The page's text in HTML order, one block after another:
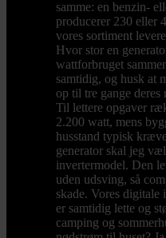
samme: en benzin-
producerer 230 eller
vores sortiment
Hvor stor en
wattforbruget
samtidig, og husk at
op til tre gange
Til lettere opgaver
2.200 watt, mens
husstand typisk
generator skal jeg
invertermodel. Den
uden udsving, så
skade. Vores digitale
er samtidig lette og
camping og